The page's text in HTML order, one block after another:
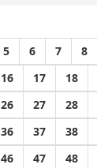
5 6 7 8
16 17 18
26 27 28
36 37 38
46 47 48